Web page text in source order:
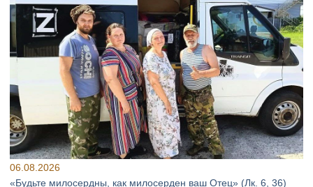
06.08.2026
«Будьте милосердны, как милосерден ваш Отец» (Лк. 6, 36)